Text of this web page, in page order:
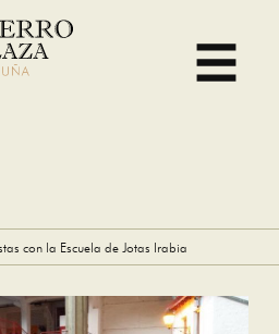
con la Escuela de Jotas Irabia